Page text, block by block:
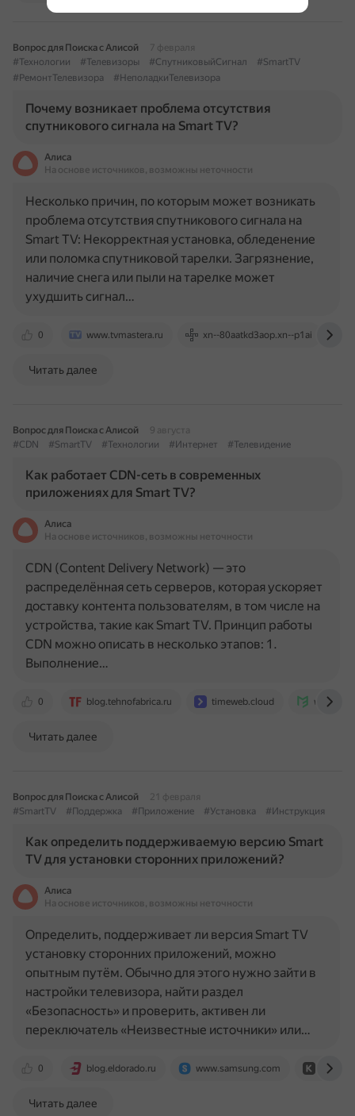
Вопрос для Поиска с Алисой
7 февраля
#Технологии
#Телевизоры #СпутниковыйСигнал
#SmartTV
#РемонтТелевизора
#НеполадкиТелевизора
Почему возникает проблема отсутствия
спутникового сигнала на Smart TV?
Алиса
На основе источников, возможны неточности
0 www.tvmastera.ru xn--80aatkd3aop.xn--p1ai
Несколько причин, по которым может возникать
проблема отсутствия спутникового сигнала на
Smart TV: Некорректная установка, обледенение
или поломка спутниковой тарелки. Загрязнение,
наличие снега или пыли на тарелке может
ухудшить сигнал…
Читать далее
Вопрос для Поиска с Алисой
9 августа
#CDN
#SmartTV #Технологии #Интернет #Телевидение
Как работает CDN-сеть в современных
приложениях для Smart TV?
Алиса
На основе источников, возможны неточности
0 blog.tehnofabrica.ru timeweb.cloud
CDN (Content Delivery Network) — это
распределённая сеть серверов, которая ускоряет
доставку контента пользователям, в том числе на
устройства, такие как Smart TV. Принцип работы
CDN можно описать в несколько этапов: 1.
Выполнение…
Читать далее
Вопрос для Поиска с Алисой
21 февраля
#SmartTV
#Поддержка #Приложение #Установка #Инструкция
Как определить поддерживаемую версию Smart
TV для установки сторонних приложений?
Алиса
На основе источников, возможны неточности
0 blog.eldorado.ru www.samsung.com
Определить, поддерживает ли версия Smart TV
установку сторонних приложений, можно
опытным путём. Обычно для этого нужно зайти в
настройки телевизора, найти раздел
«Безопасность» и проверить, активен ли
переключатель «Неизвестные источники» или…
Читать далее